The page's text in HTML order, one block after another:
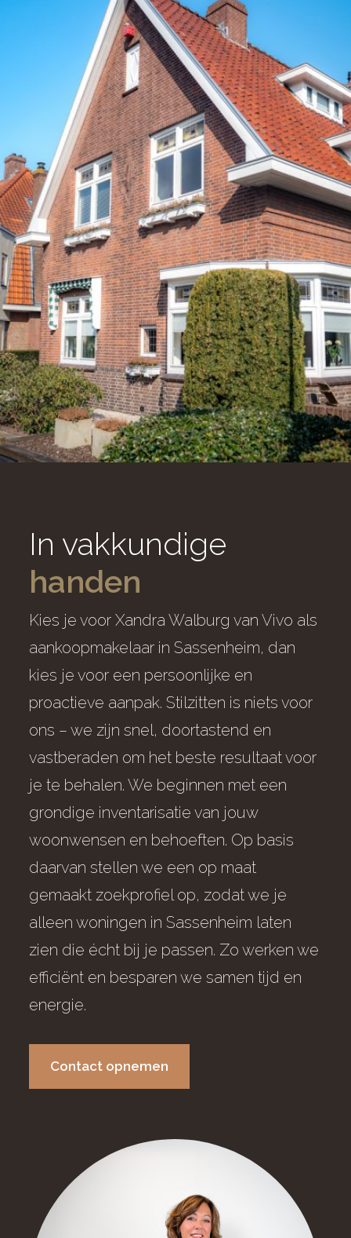
In vakkundige
handen
Kies je voor Xandra Walburg van Vivo als
aankoopmakelaar in Sassenheim, dan
kies je voor een persoonlijke en
proactieve aanpak. Stilzitten is niets voor
ons – we zijn snel, doortastend en
vastberaden om het beste resultaat voor
je te behalen. We beginnen met een
grondige inventarisatie van jouw
woonwensen en behoeften. Op basis
daarvan stellen we een op maat
gemaakt zoekprofiel op, zodat we je
alleen woningen in Sassenheim laten
zien die écht bij je passen. Zo werken we
efficiënt en besparen we samen tijd en
energie.
Contact opnemen